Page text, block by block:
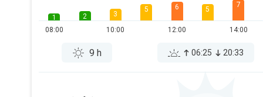
1
08:00
2
3
10:00
5 6
12:00
5
7
14:00
9 h 06:25 20:33